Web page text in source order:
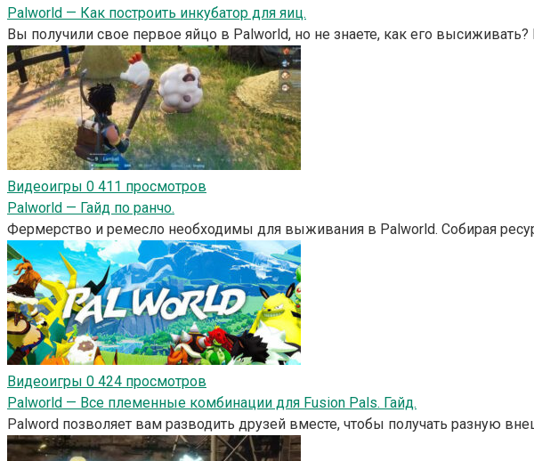
Palworld — Как построить инкубатор для яиц.
Вы получили свое первое яйцо в Palworld, но не знаете, как его
Видеоигры 0 411 просмотров
Palworld — Гайд по ранчо.
Фермерство и ремесло необходимы для выживания в Palworld. Собирая
Видеоигры 0 424 просмотров
Palworld — Все племенные комбинации для Fusion Pals. Гайд.
Palword позволяет вам разводить друзей вместе, чтобы получать разную